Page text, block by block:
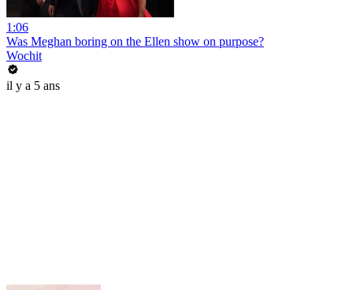
1:06
Was Meghan boring on the Ellen show on purpose?
Wochit
il y a 5 ans